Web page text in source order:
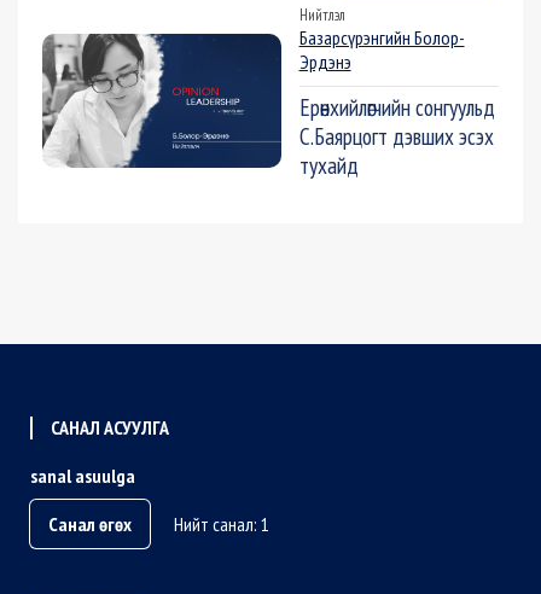
Нийтлэл
Базарсүрэнгийн Болор-
Эрдэнэ
Ерөнхийлөгчийн сонгуульд
С.Баярцогт дэвших эсэх
тухайд
САНАЛ АСУУЛГА
sanal asuulga
Санал өгөх
Нийт санал: 1